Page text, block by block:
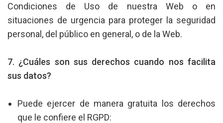
Condiciones de Uso de nuestra Web o en
situaciones de urgencia para proteger la seguridad
personal, del público en general, o de la Web.
7. ¿Cuáles son sus derechos cuando nos facilita
sus datos?
Puede ejercer de manera gratuita los derechos
que le confiere el RGPD: